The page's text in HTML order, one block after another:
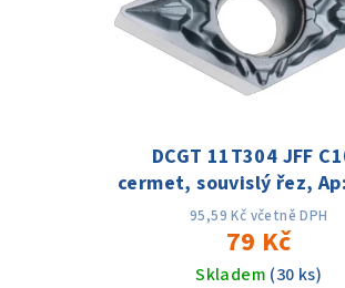
DCGT 11T304 JFF
cermet, souvislý řez,
0.5mm; f:0.01-
350m/min
95,59 Kč včetně DPH
79 Kč
Skladem (30 ks)